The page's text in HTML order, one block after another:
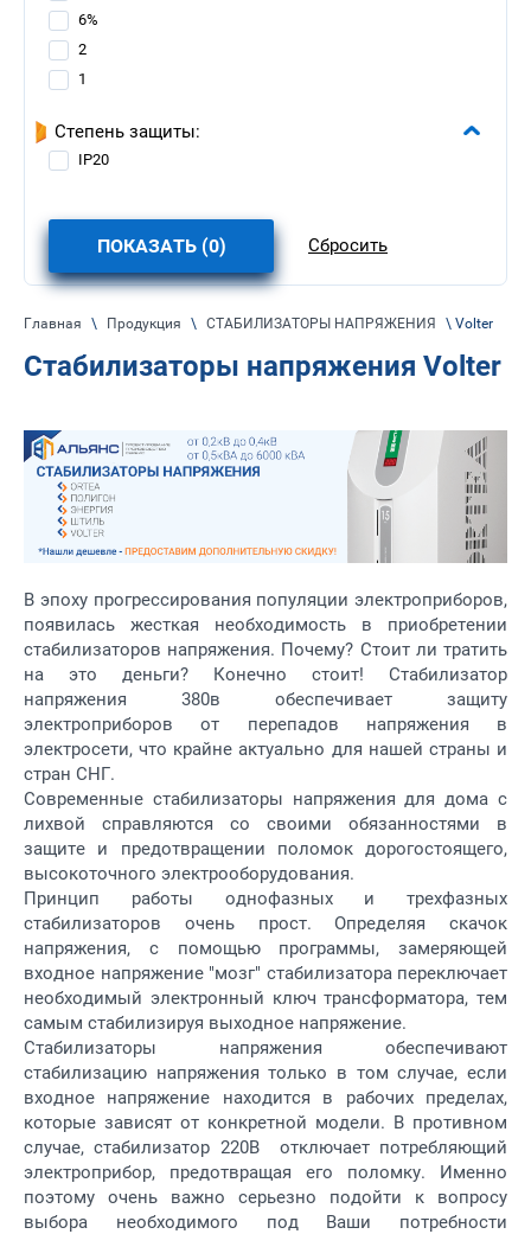
6%
2
1
Степень защиты:
IP20
ПОКАЗАТЬ (0) Сбросить
Главная \ Продукция \ СТАБИЛИЗАТОРЫ НАПРЯЖЕНИЯ \ Volter
Стабилизаторы напряжения Volter
В эпоху прогрессирования популяции электроприборов,
появилась жесткая необходимость в приобретении
стабилизаторов напряжения. Почему? Стоит ли тратить
на это деньги? Конечно стоит! Стабилизатор
напряжения 380в обеспечивает защиту
электроприборов от перепадов напряжения в
электросети, что крайне актуально для нашей страны и
стран СНГ.
Современные стабилизаторы напряжения для дома с
лихвой справляются со своими обязанностями в
защите и предотвращении поломок дорогостоящего,
высокоточного электрооборудования.
Принцип работы однофазных и трехфазных
стабилизаторов очень прост. Определяя скачок
напряжения, с помощью программы, замеряющей
входное напряжение "мозг" стабилизатора переключает
необходимый электронный ключ трансформатора, тем
самым стабилизируя выходное напряжение.
Стабилизаторы напряжения обеспечивают
стабилизацию напряжения только в том случае, если
входное напряжение находится в рабочих пределах,
которые зависят от конкретной модели. В противном
случае, стабилизатор 220В отключает потребляющий
электроприбор, предотвращая его поломку. Именно
поэтому очень важно серьезно подойти к вопросу
выбора необходимого под Ваши потребности